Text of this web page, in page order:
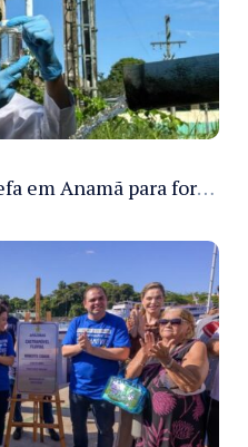
Cosama inicia força-tarefa em Anamã para fortalecer abastecimento de água e segurança hídrica da população